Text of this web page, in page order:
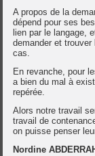
A propos de la
dépend pour ses
lien par le langage,
demander et
cas.
En revanche, pour
a bien du mal à
repérée.
Alors notre travail
travail de
on puisse penser
Nordine